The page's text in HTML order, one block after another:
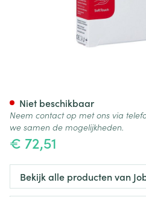
€ 72,51
Niet beschikbaar
Neem contact op met ons via
we samen de mogelijkheden.
Bekijk alle producten van